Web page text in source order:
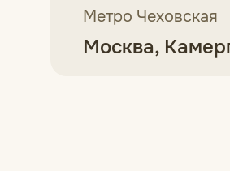
Метро Чеховская
Москва,